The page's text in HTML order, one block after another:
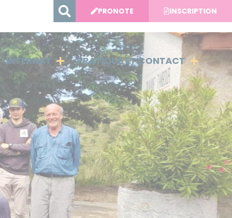
PRONOTE INSCRIPTION
INTERNAT PRATIQUE ET CONTACT